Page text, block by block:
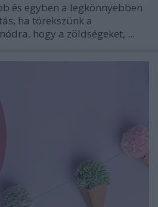
és egyben a legkönnyebben
ha törekszünk a
hogy a zöldségeket, ...